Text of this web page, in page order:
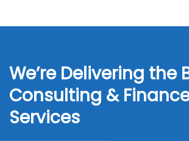
We’re Delivering the
Consulting &
Services